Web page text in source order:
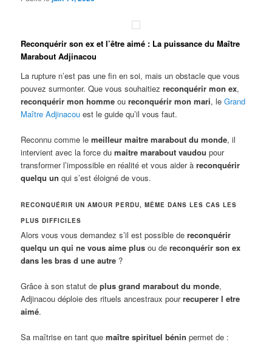
Reconquérir son ex et l’être aimé : La puissance du Maître
Marabout Adjinacou
La rupture n’est pas une fin en soi, mais un obstacle que vous
pouvez surmonter. Que vous souhaitiezreconquérir mon ex,
reconquérir mon homme oureconquérir mon mari, leGrand
Maître Adjinacouest le guide qu’il vous faut.
Reconnu comme lemeilleur maitre marabout du monde, il
intervient avec la force dumaitre marabout vaudou pour
transformer l’impossible en réalité et vous aider àreconquérir
quelqu un qui s’est éloigné de vous.
RECONQUÉRIR UN AMOUR PERDU, MÊME DANS LES CAS LES
PLUS DIFFICILES
Alors vous vous demandez s’il est possible dereconquérir
quelqu un qui ne vous aime plus ou dereconquérir son ex
dans les bras d une autre ?
Grâce à son statut deplus grand marabout du monde,
Adjinacou déploie des rituels ancestraux pourrecuperer l etre
aimé.
Sa maîtrise en tant quemaître spirituel bénin permet de :